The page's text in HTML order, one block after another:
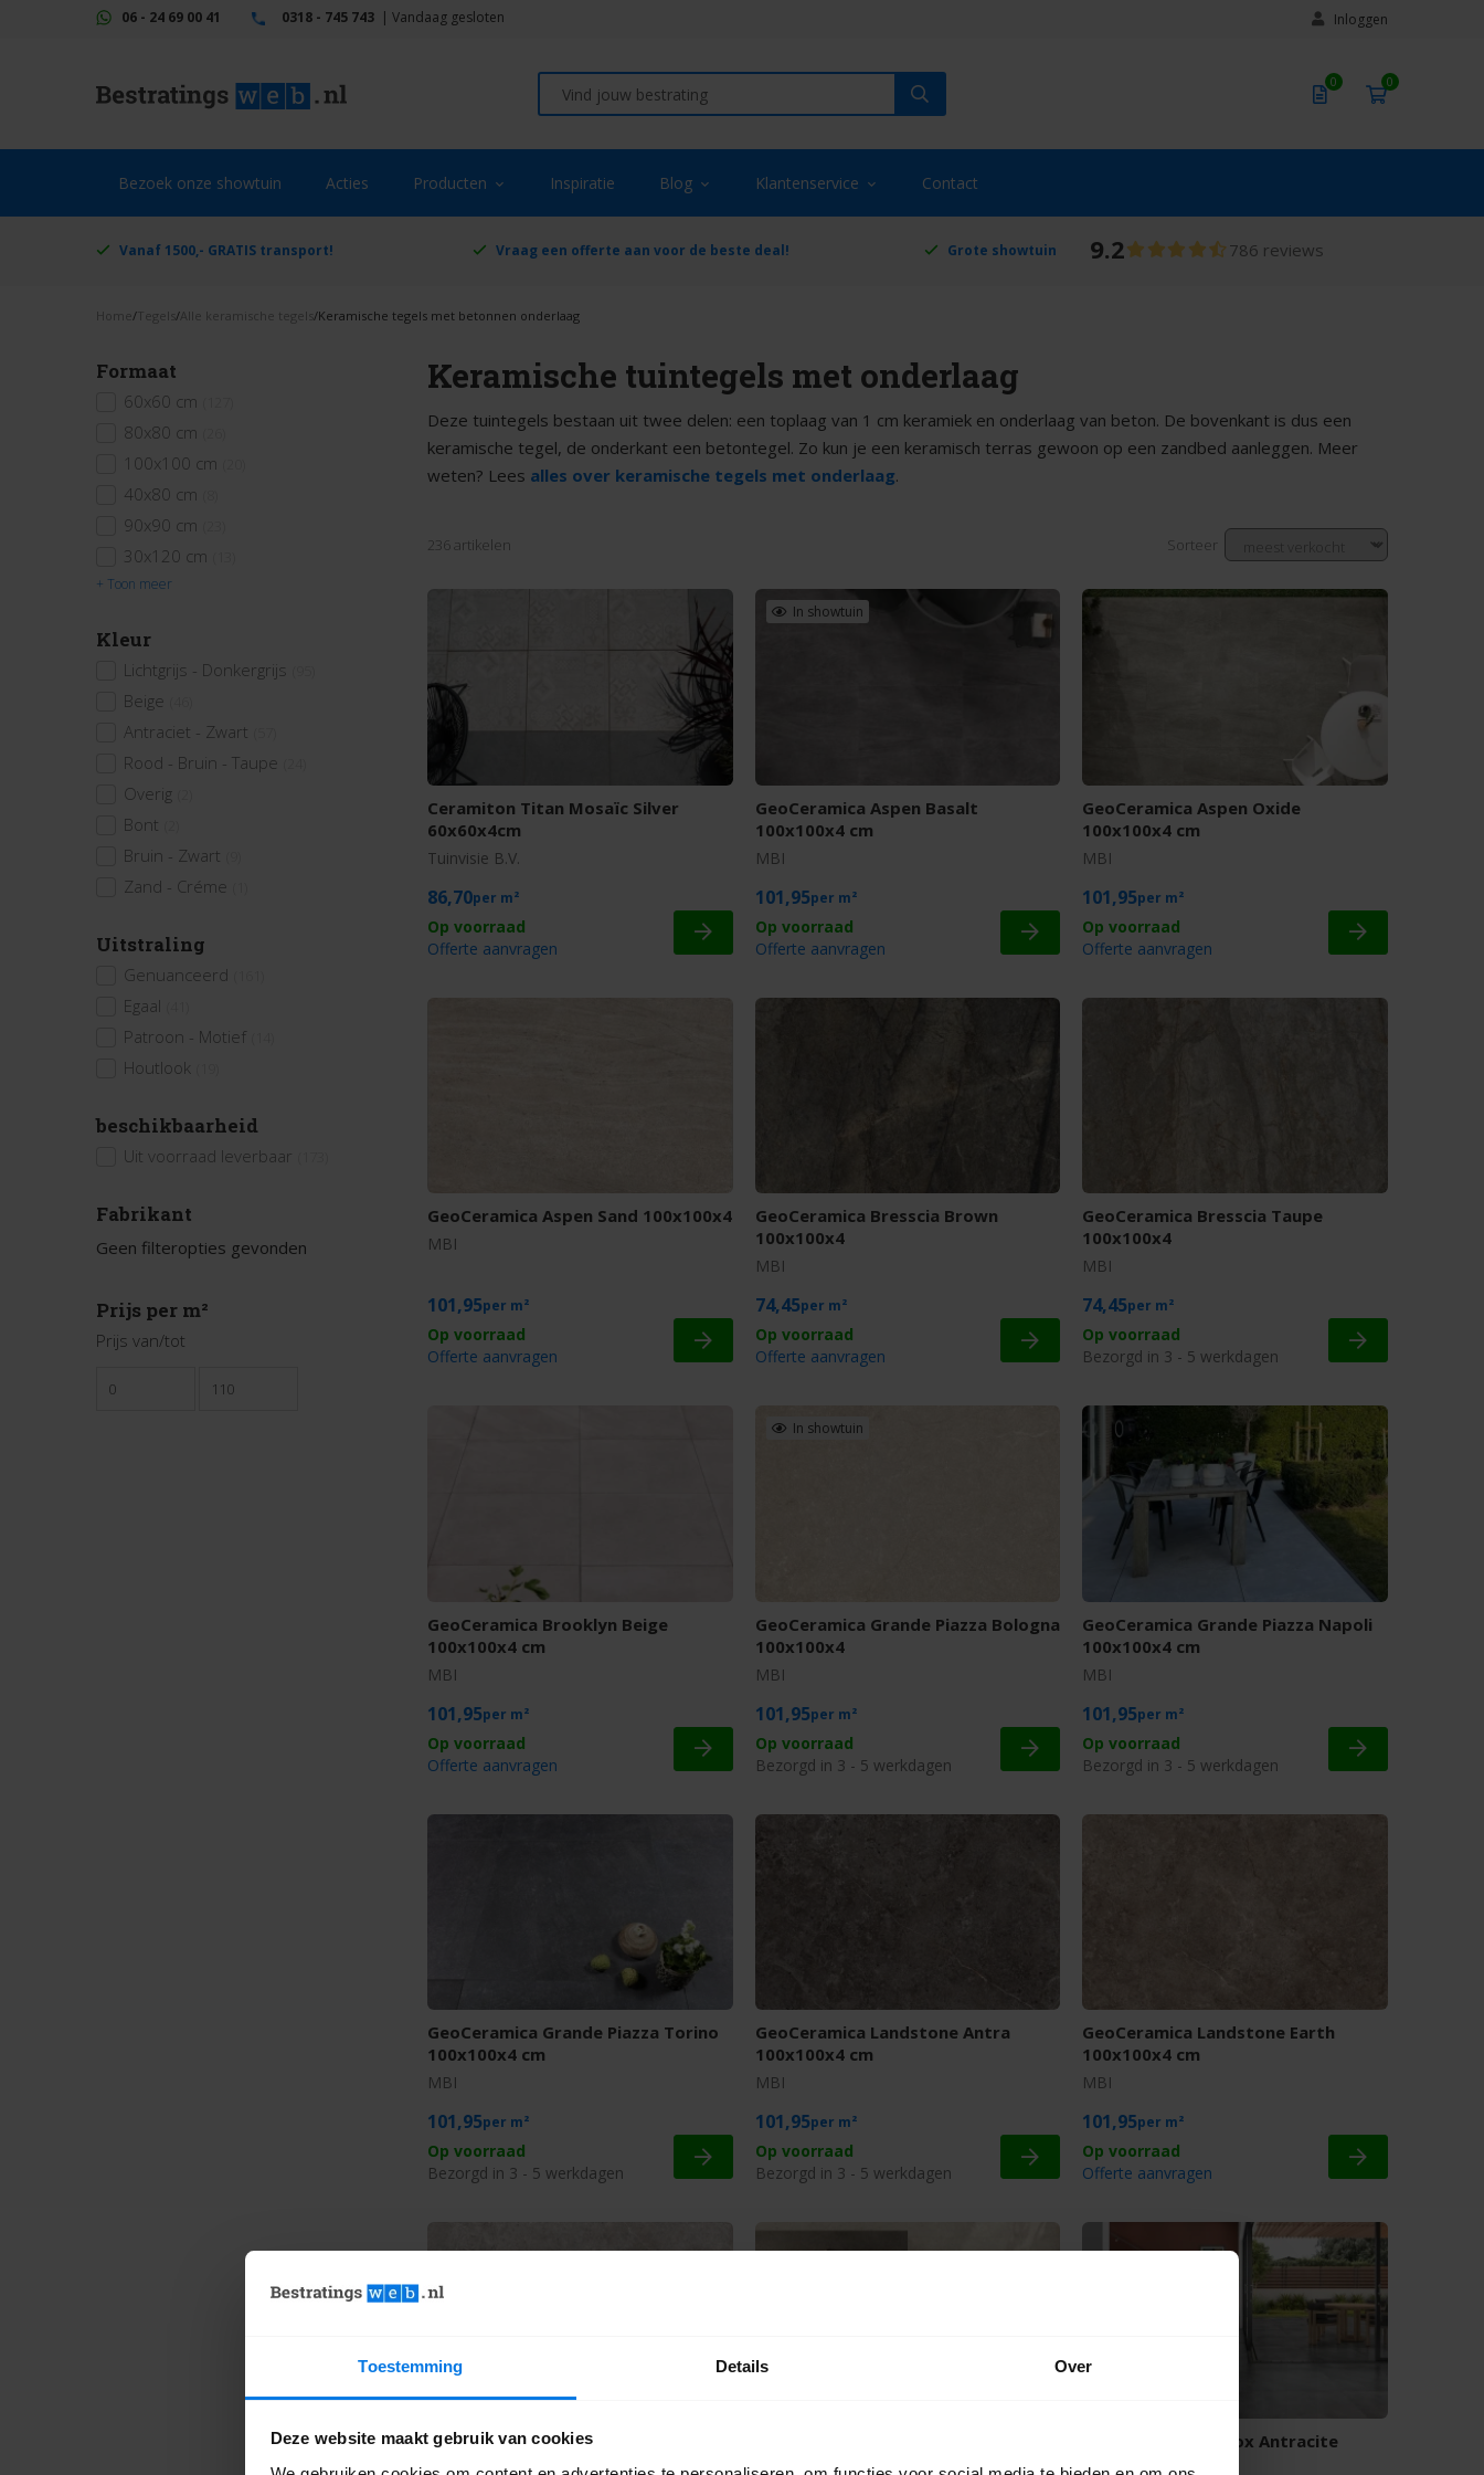
Toestemming Details Over
Deze website maakt gebruik van cookies
06 - 24 69 00 41 0318 - 745 743 | Vandaag gesloten Inloggen
0 0
Bezoek onze showtuin Acties Producten Inspiratie Blog Klantenservice Contact
Vanaf 1500,- GRATIS transport! Vraag een offerte aan voor de beste deal! Grote showtuin 9.2 786 reviews
Home / Tegels /Alle keramische tegels /Keramische tegels met betonnen onderlaag
Formaat
60x60 cm
80x80 cm
100x100 cm
40x80 cm
90x90 cm
30x120 cm
+ Toon meer
Kleur
Lichtgrijs - Donkergrijs
Beige
Antraciet - Zwart
Rood - Bruin - Taupe
Overig
Bont
Bruin - Zwart
Zand - Créme
Uitstraling
Genuanceerd
Egaal
Patroon - Motief
Houtlook
beschikbaarheid
Uit voorraad leverbaar
Fabrikant
Geen filteropties gevonden
Prijs per m²
Prijs van/tot
Keramische tuintegels met onderlaag
Deze tuintegels bestaan uit twee delen: een toplaag van 1 cm keramiek en onderlaag van beton. De bovenkant is dus een
keramische tegel, de onderkant een betontegel. Zo kun je een keramisch terras gewoon op een zandbed aanleggen. Meer
weten? Lees alles over keramische tegels met onderlaag.
236 artikelen Sorteer
Ceramiton Titan Mosaïc Silver
60x60x4cm
Tuinvisie B.V.
86,70 m²
Offerte aanvragen
In showtuin
GeoCeramica Aspen Basalt
100x100x4 cm
MBI
101,95 m²
Offerte aanvragen
GeoCeramica Aspen Oxide
100x100x4 cm
MBI
101,95 m²
Offerte aanvragen
GeoCeramica Aspen Sand 100x100x4
MBI
101,95 m²
Offerte aanvragen
GeoCeramica Bresscia Brown
100x100x4
MBI
74,45 m²
Offerte aanvragen
GeoCeramica Bresscia Taupe
100x100x4
MBI
74,45 m²
Op voorraad
Bezorgd in 3 - 5 werkdagen
GeoCeramica Brooklyn Beige
100x100x4 cm
MBI
101,95 m²
Offerte aanvragen
In showtuin
GeoCeramica Grande Piazza Bologna
100x100x4
MBI
101,95 m²
Op voorraad
Bezorgd in 3 - 5 werkdagen
GeoCeramica Grande Piazza Napoli
100x100x4 cm
MBI
101,95 m²
Op voorraad
Bezorgd in 3 - 5 werkdagen
GeoCeramica Grande Piazza Torino
100x100x4 cm
MBI
101,95 m²
Op voorraad
Bezorgd in 3 - 5 werkdagen
GeoCeramica Landstone Antra
100x100x4 cm
MBI
101,95 m²
Op voorraad
Bezorgd in 3 - 5 werkdagen
GeoCeramica Landstone Earth
100x100x4 cm
MBI
101,95 m²
Offerte aanvragen
GeoCeramica Landstone Gravel
100x100x4 cm
GeoCeramica Madox Antracite
100x100x4 cm